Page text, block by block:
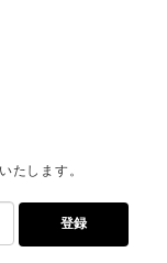
たします。
登録